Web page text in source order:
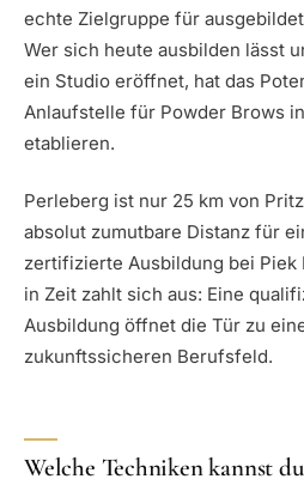
echte Zielgruppe für
Wer sich heute ausbilden lässt
ein Studio eröffnet, hat das
Anlaufstelle für Powder Brows
etablieren.
Perleberg ist nur 25 km von
absolut zumutbare Distanz für
zertifizierte Ausbildung bei Piek
in Zeit zahlt sich aus: Eine
Ausbildung öffnet die Tür zu
zukunftssicheren Berufsfeld.
Welche Techniken kannst